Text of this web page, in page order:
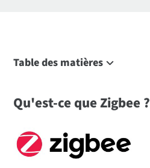
Table des matières
Protocole Zigbee
Applications sans fil courantes
Exemples de dispositifs Zigbee
Qu'est-ce que Zigbee ?